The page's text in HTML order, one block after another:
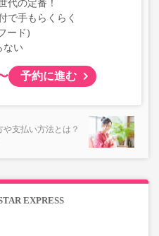
代の定番！
で手もらくらく
ード)
ない
予約に進む
や支払い方法とは？
EXPRESS